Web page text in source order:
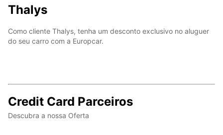
Thalys
Como cliente Thalys, tenha um desconto exclusivo no aluguer
do seu carro com a Europcar.
Credit Card Parceiros
Descubra a nossa Oferta